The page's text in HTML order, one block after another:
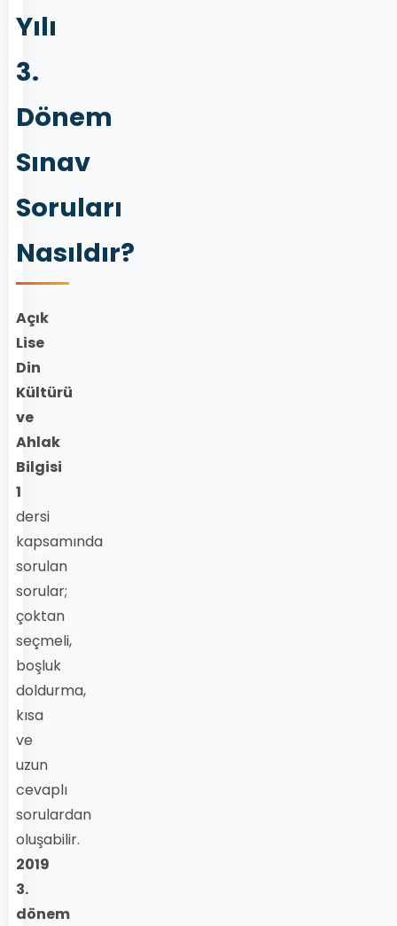
Yılı
3.
Dönem
Sınav
Soruları
Nasıldır?
Açık
Lise
Din
Kültürü
ve
Ahlak
Bilgisi
1
dersi
kapsamında
sorulan
sorular;
çoktan
seçmeli,
boşluk
doldurma,
kısa
ve
uzun
cevaplı
sorulardan
oluşabilir.
2019
3.
dönem